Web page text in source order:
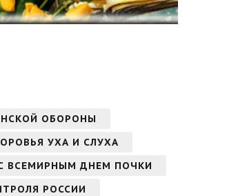
ОБОРОНЫ
УХА И СЛУХА
ВСЕМИРНЫМ ДНЕМ ПОЧКИ
РОССИИ